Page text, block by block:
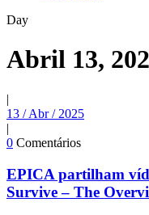
Day
Abril 13,
|
13 / Abr / 2025
|
0 Comentários
EPICA partilham
Survive – The